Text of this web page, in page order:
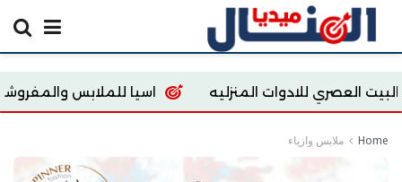
المنزليه اسيا للملابس والمفروشات
Home ملابس وازياء